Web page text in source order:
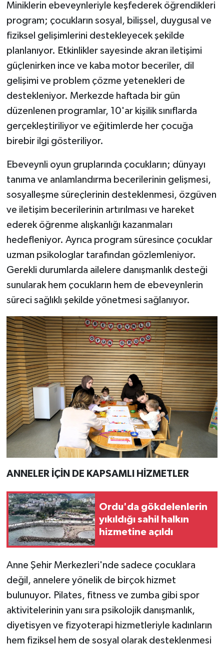
Miniklerin ebeveynleriyle keşfederek öğrendikleri
program; çocukların sosyal, bilişsel, duygusal ve
fiziksel gelişimlerini destekleyecek şekilde
planlanıyor. Etkinlikler sayesinde akran iletişimi
güçlenirken ince ve kaba motor beceriler, dil
gelişimi ve problem çözme yetenekleri de
destekleniyor. Merkezde haftada bir gün
düzenlenen programlar, 10'ar kişilik sınıflarda
gerçekleştiriliyor ve eğitimlerde her çocuğa
birebir ilgi gösteriliyor.
Ebeveynli oyun gruplarında çocukların; dünyayı
tanıma ve anlamlandırma becerilerinin gelişmesi,
sosyalleşme süreçlerinin desteklenmesi, özgüven
ve iletişim becerilerinin artırılması ve hareket
ederek öğrenme alışkanlığı kazanmaları
hedefleniyor. Ayrıca program süresince çocuklar
uzman psikologlar tarafından gözlemleniyor.
Gerekli durumlarda ailelere danışmanlık desteği
sunularak hem çocukların hem de ebeveynlerin
süreci sağlıklı şekilde yönetmesi sağlanıyor.
ANNELER İÇİN DE KAPSAMLI HİZMETLER
Ordu'da gökdelenlerin
yıkıldığı sahil halkın
hizmetine açıldı
Anne Şehir Merkezleri'nde sadece çocuklara
değil, annelere yönelik de birçok hizmet
bulunuyor. Pilates, fitness ve zumba gibi spor
aktivitelerinin yanı sıra psikolojik danışmanlık,
diyetisyen ve fizyoterapi hizmetleriyle kadınların
hem fiziksel hem de sosyal olarak desteklenmesi